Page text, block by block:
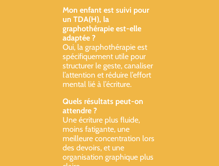
Mon enfant est suivi pour
un TDA(H), la
graphothérapie est-elle
adaptée ?
Oui, la graphothérapie est
spécifiquement utile pour
structurer le geste, canaliser
l’attention et réduire l’effort
mental lié à l’écriture.
Quels résultats peut-on
attendre ?
Une écriture plus fluide,
moins fatigante, une
meilleure concentration lors
des devoirs, et une
organisation graphique plus